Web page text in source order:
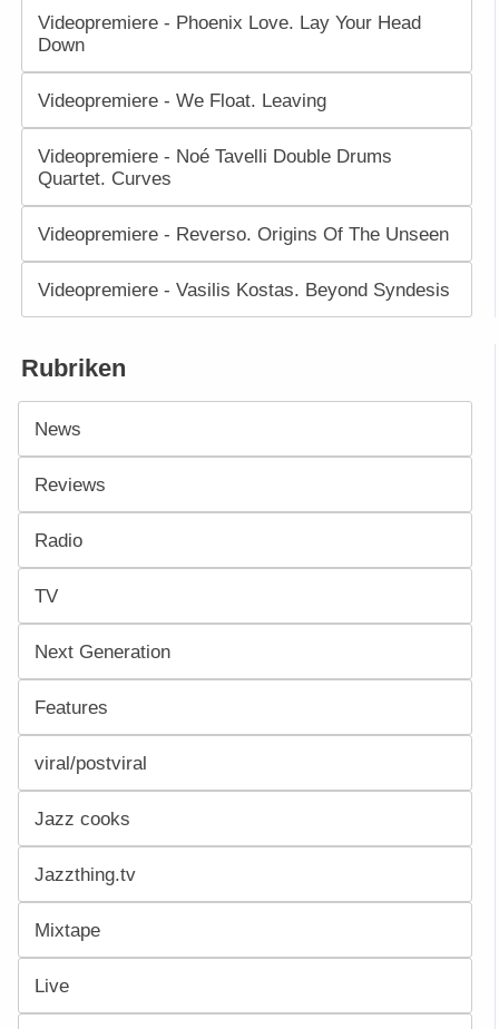
Videopremiere - Phoenix Love. Lay Your Head
Down
Videopremiere - We Float. Leaving
Videopremiere - Noé Tavelli Double Drums
Quartet. Curves
Videopremiere - Reverso. Origins Of The Unseen
Videopremiere - Vasilis Kostas. Beyond Syndesis
Rubriken
News
Reviews
Radio
TV
Next Generation
Features
viral/postviral
Jazz cooks
Jazzthing.tv
Mixtape
Live